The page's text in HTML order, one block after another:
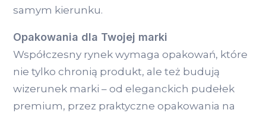
samym kierunku.
Opakowania dla Twojej marki
Współczesny rynek wymaga opakowań, które
nie tylko chronią produkt, ale też budują
wizerunek marki – od eleganckich pudełek
premium, przez praktyczne opakowania na